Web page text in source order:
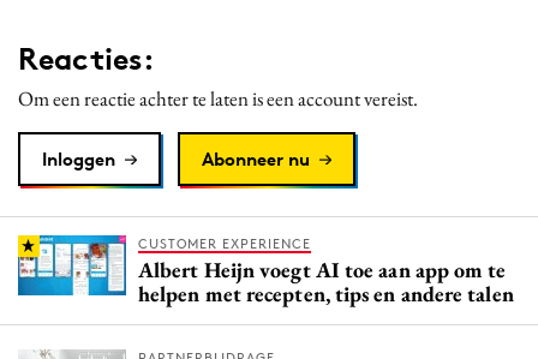
Reacties:
Om een reactie achter te laten is een account vereist.
Inloggen Abonneer nu
CUSTOMER EXPERIENCE
Albert Heijn voegt AI toe aan app om te
helpen met recepten, tips en andere talen